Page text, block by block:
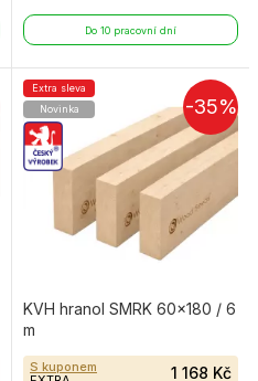
Do 10 pracovní dní
-35%
Extra sleva
Novinka
KVH hranol SMRK 60×180 / 6
m
S kuponem
1 168 Kč